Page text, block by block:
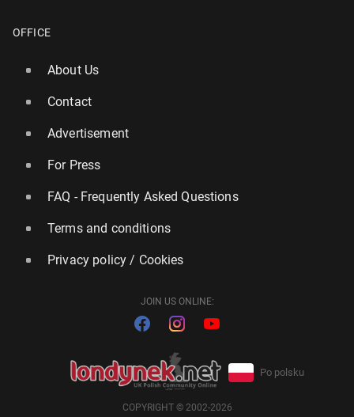
OFFICE
About Us
Contact
Advertisement
For Press
FAQ - Frequently Asked Questions
Terms and conditions
Privacy policy / Cookies
JOIN US ONLINE:
Po polsku
COPYRIGHT © 2002-2026